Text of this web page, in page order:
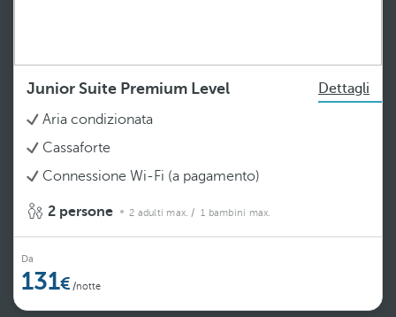
Junior Suite Premium Level
Dettagli
Aria condizionata
Cassaforte
Connessione Wi-Fi (a pagamento)
2 persone 2 adulti max. / 1 bambini max.
Da
131 /notte